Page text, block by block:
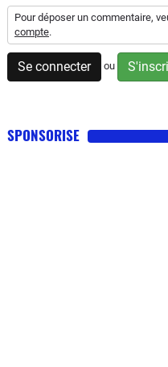
Pour déposer un commentaire,
compte.
Se connecter ou
SPONSORISE